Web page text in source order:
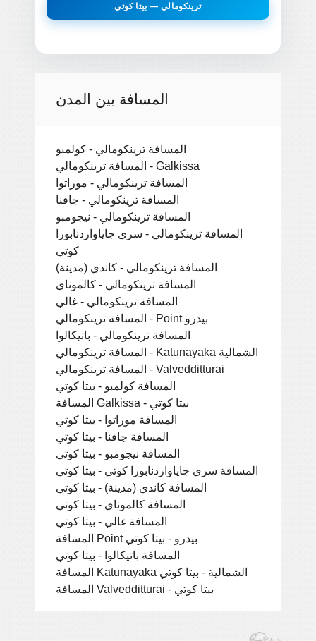
ترينكومالي — بيتا كوتي
المسافة بين المدن
المسافة ترينكومالي - كولمبو
المسافة ترينكومالي - Galkissa
المسافة ترينكومالي - موراتوا
المسافة ترينكومالي - جافنا
المسافة ترينكومالي - نيجومبو
المسافة ترينكومالي - سري جاياواردنابورا
كوتي
المسافة ترينكومالي - كاندي (مدينة)
المسافة ترينكومالي - كالموناي
المسافة ترينكومالي - غالي
المسافة ترينكومالي - Point بيدرو
المسافة ترينكومالي - باتيكالوا
المسافة ترينكومالي - Katunayaka الشمالية
المسافة ترينكومالي - Valvedditturai
المسافة كولمبو - بيتا كوتي
المسافة Galkissa - بيتا كوتي
المسافة موراتوا - بيتا كوتي
المسافة جافنا - بيتا كوتي
المسافة نيجومبو - بيتا كوتي
المسافة سري جاياواردنابورا كوتي - بيتا كوتي
المسافة كاندي (مدينة) - بيتا كوتي
المسافة كالموناي - بيتا كوتي
المسافة غالي - بيتا كوتي
المسافة Point بيدرو - بيتا كوتي
المسافة باتيكالوا - بيتا كوتي
المسافة Katunayaka الشمالية - بيتا كوتي
المسافة Valvedditturai - بيتا كوتي